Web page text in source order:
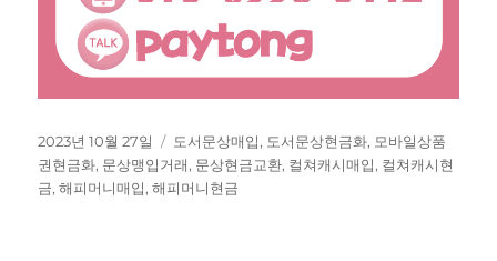
작
성
일
2023년 10월 27일
태
그
도서문상매입, 도서문상현금화, 모바일상품
권현금화, 문상맹입거래, 문상현금교환, 컬쳐캐시매입, 컬쳐캐시현
금,해피머니매입,해피머니현금